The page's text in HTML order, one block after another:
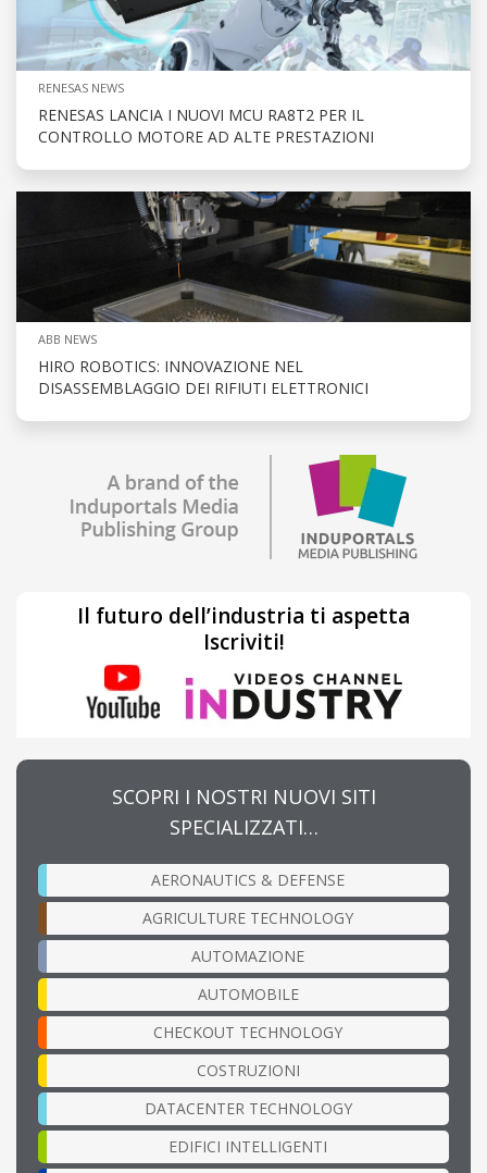
RENESAS NEWS
RENESAS LANCIA I NUOVI MCU RA8T2 PER IL
CONTROLLO MOTORE AD ALTE PRESTAZIONI
ABB NEWS
HIRO ROBOTICS: INNOVAZIONE NEL
DISASSEMBLAGGIO DEI RIFIUTI ELETTRONICI
Il futuro dell’industria ti aspetta
Iscriviti!
SCOPRI I NOSTRI NUOVI SITI
SPECIALIZZATI…
AERONAUTICS & DEFENSE
AGRICULTURE TECHNOLOGY
AUTOMAZIONE
AUTOMOBILE
CHECKOUT TECHNOLOGY
COSTRUZIONI
DATACENTER TECHNOLOGY
EDIFICI INTELLIGENTI